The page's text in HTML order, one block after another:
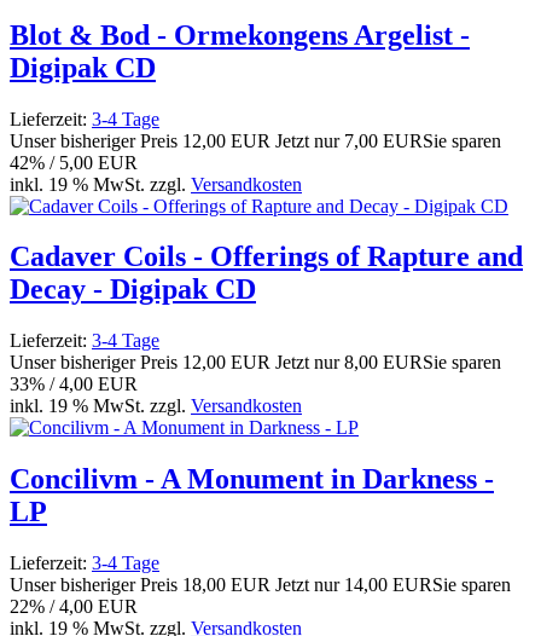
Blot & Bod - Ormekongens Argelist -
Digipak CD
Lieferzeit: 3-4 Tage
Unser bisheriger Preis 12,00 EUR Jetzt nur 7,00 EURSie sparen
42% / 5,00 EUR
inkl. 19 % MwSt. zzgl. Versandkosten
Cadaver Coils - Offerings of Rapture and
Decay - Digipak CD
Lieferzeit: 3-4 Tage
Unser bisheriger Preis 12,00 EUR Jetzt nur8,00 EURSie sparen
33% / 4,00 EUR
inkl. 19 % MwSt. zzgl. Versandkosten
Concilivm - A Monument in Darkness -
LP
Lieferzeit: 3-4 Tage
Unser bisheriger Preis 18,00 EUR Jetzt nur 14,00 EURSie sparen
22% / 4,00 EUR
inkl. 19 % MwSt. zzgl. Versandkosten